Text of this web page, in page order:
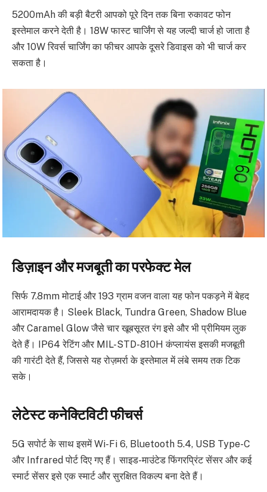
5200mAh की बड़ी बैटरी आपको पूरे दिन तक बिना रुकावट फोन
इस्तेमाल करने देती है। 18W फास्ट चार्जिंग से यह जल्दी चार्ज हो जाता है
और 10W रिवर्स चार्जिंग का फीचर आपके दूसरे डिवाइस को भी चार्ज कर
सकता है।
डिज़ाइन और मजबूती का परफेक्ट मेल
सिर्फ 7.8mm मोटाई और 193 ग्राम वजन वाला यह फोन पकड़ने में बेहद
आरामदायक है। Sleek Black, Tundra Green, Shadow Blue
और Caramel Glow जैसे चार खूबसूरत रंग इसे और भी प्रीमियम लुक
देते हैं। IP64 रेटिंग और MIL-STD-810H कंप्लायंस इसकी मजबूती
की गारंटी देते हैं, जिससे यह रोज़मर्रा के इस्तेमाल में लंबे समय तक टिक
सके।
लेटेस्ट कनेक्टिविटी फीचर्स
5G सपोर्ट के साथ इसमें Wi-Fi 6, Bluetooth 5.4, USB Type-C
और Infrared पोर्ट दिए गए हैं। साइड-माउंटेड फिंगरप्रिंट सेंसर और कई
स्मार्ट सेंसर इसे एक स्मार्ट और सुरक्षित विकल्प बना देते हैं।